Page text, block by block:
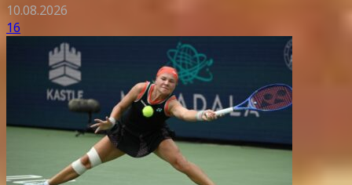
10.08.2026
16